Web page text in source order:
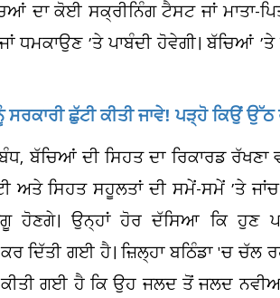
ਦਾ ਕੋਈ ਸਕ੍ਰੀਨਿੰਗ ਟੈਸਟ ਜਾਂ ਮਾਤਾ-
ਧਮਕਾਉਣ ’ਤੇ ਪਾਬੰਦੀ ਹੋਵੇਗੀ। ਬੱਚਿਆਂ
ਛੁੱਟੀ ਕੀਤੀ ਜਾਵੇ! ਪੜ੍ਹੋ ਕਿਉਂ
ਬੱਚਿਆਂ ਦੀ ਸਿਹਤ ਦਾ ਰਿਕਾਰਡ ਰੱਖਣਾ
ਸਿਹਤ ਸਹੂਲਤਾਂ ਦੀ ਸਮੇਂ-ਸਮੇਂ ’ਤੇ ਜਾਂਚ
ਹੋਣਗੇ। ਉਨ੍ਹਾਂ ਹੋਰ ਦੱਸਿਆ ਕਿ
ਦਿੱਤੀ ਗਈ ਹੈ। ਜ਼ਿਲ੍ਹਾ ਬਠਿੰਡਾ 'ਚ ਚੱਲ
ਗਈ ਹੈ ਕਿ ਉਹ ਜਲਦ ਤੋਂ ਜਲਦ ਨਵੀਆਂ